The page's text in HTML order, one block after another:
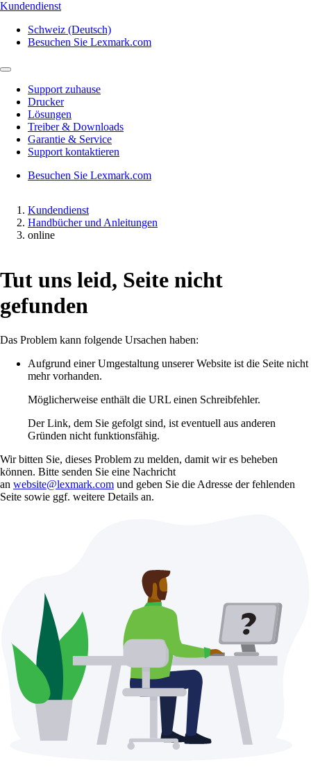
Kundendienst
Schweiz (Deutsch)
Besuchen Sie Lexmark.com
Support zuhause
Drucker
Lösungen
Treiber & Downloads
Garantie & Service
Support kontaktieren
Besuchen Sie Lexmark.com
Kundendienst
Handbücher und Anleitungen
online
Tut uns leid, Seite nicht
gefunden
Das Problem kann folgende Ursachen haben:
Aufgrund einer Umgestaltung unserer Website ist die Seite nicht
mehr vorhanden.
Möglicherweise enthält die URL einen Schreibfehler.
Der Link, dem Sie gefolgt sind, ist eventuell aus anderen
Gründen nicht funktionsfähig.
Wir bitten Sie, dieses Problem zu melden, damit wir es beheben
können. Bitte senden Sie eine Nachricht
an website@lexmark.com und geben Sie die Adresse der fehlenden
Seite sowie ggf. weitere Details an.